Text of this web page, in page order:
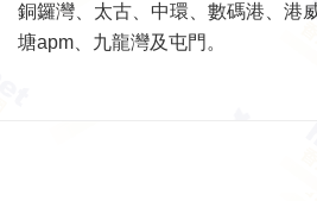
銅鑼灣、太古、中環、數碼港、港
塘apm、九龍灣及屯門。